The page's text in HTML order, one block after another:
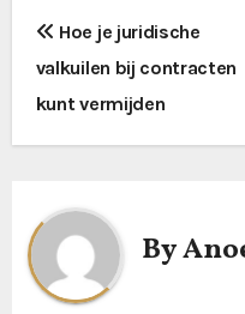
P
o
s
n
a
Hoe je juridische
valkuilen bij contracten
kunt vermijden
By